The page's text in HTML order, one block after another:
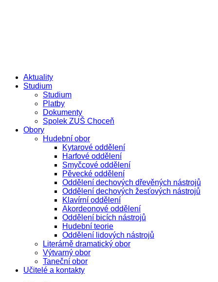
Aktuality
Studium
Studium
Platby
Dokumenty
Spolek ZUŠ Choceň
Obory
Hudební obor
Kytarové oddělení
Harfové oddělení
Smyčcové oddělení
Pěvecké oddělení
Oddělení dechových dřevěných nástrojů
Oddělení dechových žesťových nástrojů
Klavírní oddělení
Akordeonové oddělení
Oddělení bicích nástrojů
Hudební teorie
Oddělení lidových nástrojů
Literárně dramatický obor
Výtvarný obor
Taneční obor
Učitelé a kontakty